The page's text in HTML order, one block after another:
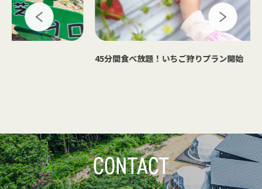
45分間食べ放題！いちご狩りプラン開始
CONTACT